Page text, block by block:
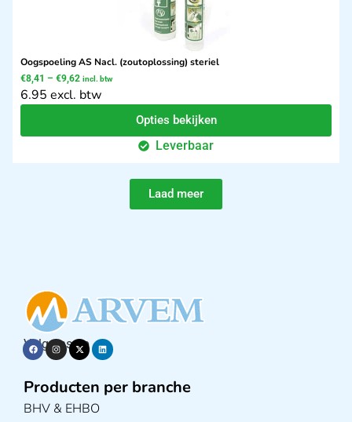
Oogspoeling AS Nacl. (zoutoplossing) steriel
€8,41 – €9,62 incl. btw
6.95 excl. btw
Opties bekijken
Leverbaar
Laad meer
Volg ons op
Producten per branche
BHV & EHBO